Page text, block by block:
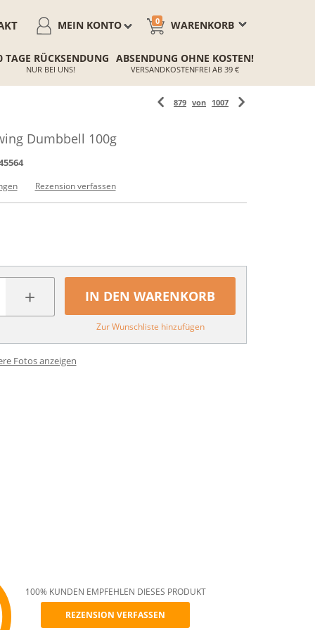
WARENKORB
0
MEIN KONTO
TAGE RÜCKSENDUNG
NUR BEI UNS!
ABSENDUNG OHNE KOSTEN!
VERSANDKOSTENFREI AB 39 €
879 von 1007
Dumbbell 100g
Rezension verfassen
+ IN DEN WARENKORB
Zur Wunschliste hinzufügen
Fotos anzeigen
100% KUNDEN EMPFEHLEN DIESES PRODUKT
REZENSION VERFASSEN